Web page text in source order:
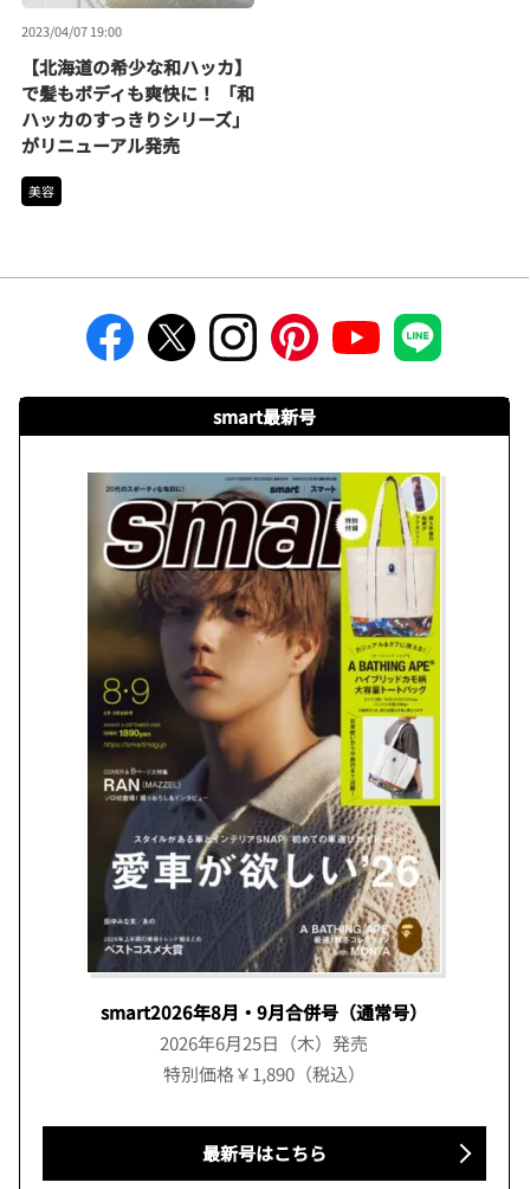
2023/04/07 19:00
【北海道の希少な和ハッカ】
で髪もボディも爽快に！ 「和
ハッカのすっきりシリーズ」
がリニューアル発売
美容
smart最新号
smart2026年8月・9月合併号（通常号）
2026年6月25日（木）発売
特別価格￥1,890（税込）
最新号はこちら